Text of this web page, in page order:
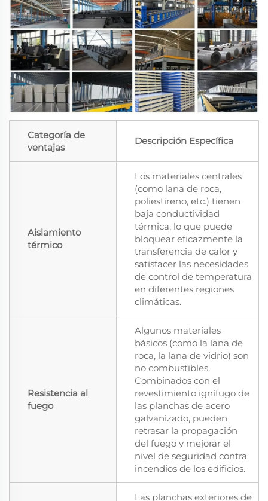
Categoría de
ventajas
Descripción Específica
Aislamiento
térmico
Los materiales centrales
(como lana de roca,
poliestireno, etc.) tienen
baja conductividad
térmica, lo que puede
bloquear eficazmente la
transferencia de calor y
satisfacer las necesidades
de control de temperatura
en diferentes regiones
climáticas.
Resistencia al
fuego
Algunos materiales
básicos (como la lana de
roca, la lana de vidrio) son
no combustibles.
Combinados con el
revestimiento ignífugo de
las planchas de acero
galvanizado, pueden
retrasar la propagación
del fuego y mejorar el
nivel de seguridad contra
incendios de los edificios.
Las planchas exteriores de